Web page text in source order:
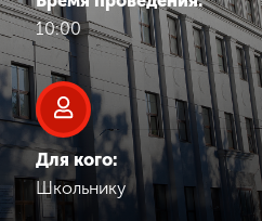
10:00
Для кого:
Школьнику